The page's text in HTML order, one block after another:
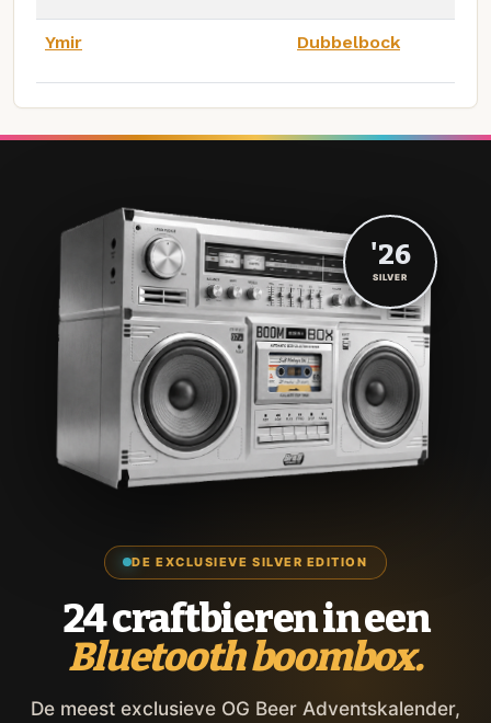
Ymir Dubbelbock
DE EXCLUSIEVE SILVER EDITION
24 craftbieren in een
Bluetooth boombox.
De meest exclusieve OG Beer Adventskalender,
'26
SILVER